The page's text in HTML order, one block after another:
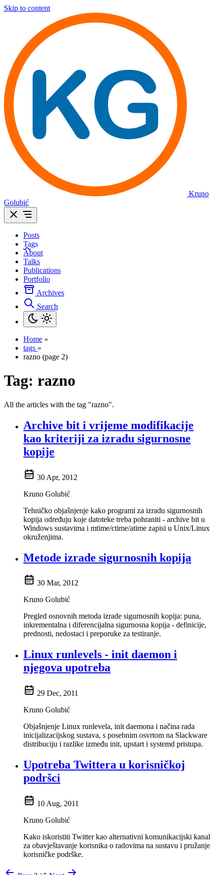
Skip to content
Kruno
Golubić
Posts
Tags
About
Talks
Publications
Portfolio
Archives
Search
Home »
tags »
razno (page 2)
Tag: razno
All the articles with the tag "razno".
Archive bit i vrijeme modifikacije
kao kriteriji za izradu sigurnosne
kopije
30 Apr, 2012
Kruno Golubić
Tehničko objašnjenje kako programi za izradu sigurnosnih
kopija određuju koje datoteke treba pohraniti - archive bit u
Windows sustavima i mtime/ctime/atime zapisi u Unix/Linux
okruženjima.
Metode izrade sigurnosnih kopija
30 Mar, 2012
Kruno Golubić
Pregled osnovnih metoda izrade sigurnosnih kopija: puna,
inkrementalna i diferencijalna sigurnosna kopija - definicije,
prednosti, nedostaci i preporuke za testiranje.
Linux runlevels - init daemon i
njegova upotreba
29 Dec, 2011
Kruno Golubić
Objašnjenje Linux runlevela, init daemona i načina rada
inicijalizacijskog sustava, s posebnim osvrtom na Slackware
distribuciju i razlike između init, upstart i systemd pristupa.
Upotreba Twittera u korisničkoj
podršci
10 Aug, 2011
Kruno Golubić
Kako iskoristiti Twitter kao alternativni komunikacijski kanal
za obavještavanje korisnika o radovima na sustavu i pružanje
korisničke podrške.